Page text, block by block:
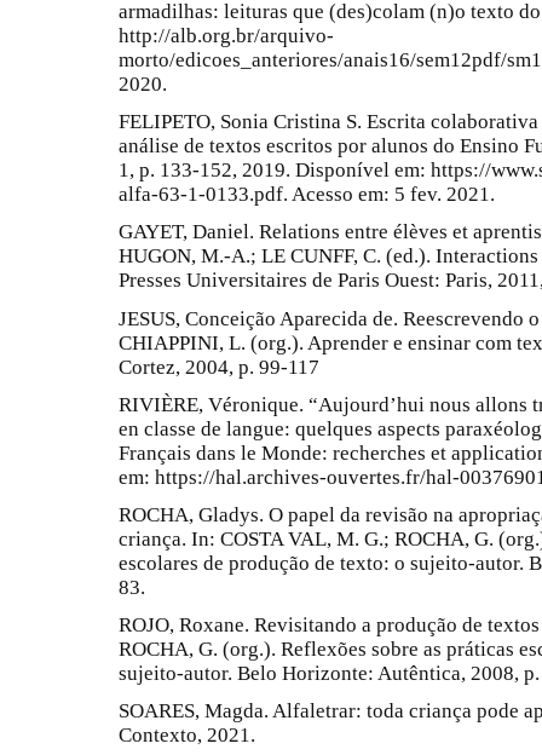
armadilhas: leituras que (des)colam (n)o texto
http://alb.org.br/arquivo-
morto/edicoes_anteriores/anais16/sem12pdf/
2020.
FELIPETO, Sonia Cristina S. Escrita
análise de textos escritos por alunos do Ensino
1, p. 133-152, 2019. Disponível em: https://
alfa-63-1-0133.pdf. Acesso em: 5 fev. 2021.
GAYET, Daniel. Relations entre élèves et
HUGON, M.-A.; LE CUNFF, C. (ed.).
Presses Universitaires de Paris Ouest: Paris,
JESUS, Conceição Aparecida de. Reescrevendo
CHIAPPINI, L. (org.). Aprender e ensinar com
Cortez, 2004, p. 99-117
RIVIÈRE, Véronique. “Aujourd’hui nous allons
en classe de langue: quelques aspects
Français dans le Monde: recherches et
em: https://hal.archives-ouvertes.fr/hal-
ROCHA, Gladys. O papel da revisão na
criança. In: COSTA VAL, M. G.; ROCHA, G.
escolares de produção de texto: o sujeito-autor.
83.
ROJO, Roxane. Revisitando a produção de
ROCHA, G. (org.). Reflexões sobre as práticas
sujeito-autor. Belo Horizonte: Autêntica, 2008,
SOARES, Magda. Alfaletrar: toda criança pode
Contexto, 2021.